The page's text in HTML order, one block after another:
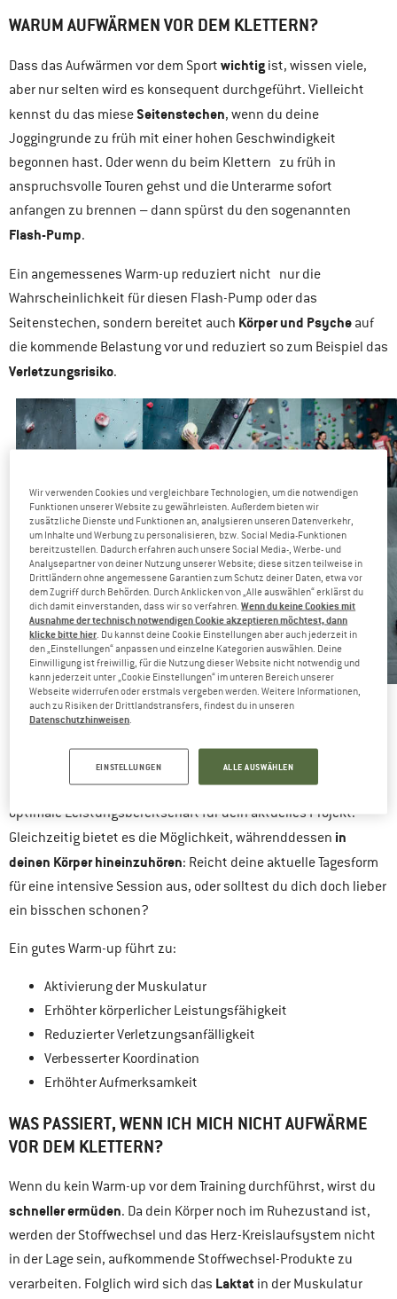
WARUM AUFWÄRMEN VOR DEM KLETTERN?
Dass das Aufwärmen vor dem Sport wichtig ist, wissen viele,
aber nur selten wird es konsequent durchgeführt. Vielleicht
kennst du das mieseSeitenstechen, wenn du deine
Joggingrunde zu früh mit einer hohen Geschwindigkeit
begonnen hast. Oder wenn du beim Klettern zu früh in
anspruchsvolle Touren gehst und die Unterarme sofort
anfangen zu brennen – dann spürst du den sogenannten
Flash-Pump.
Ein angemessenes Warm-up reduziert nicht nur die
Wahrscheinlichkeit für diesen Flash-Pump oder das
Seitenstechen, sondern bereitet auch Körper und Psyche auf
die kommende Belastung vor und reduziert so zum Beispiel das
Verletzungsrisiko.
Bevor es beim Kletterprojekt zur Sache geht, ist erstmal eine angemessene
Aufwärmung nötig.
Leistungsbereitschaft des Körpers
erheblich. Dadurch
ermöglicht es ein effizientes Training beziehungsweise die
optimale Leistungsbereitschaft für dein aktuelles Projekt.
Gleichzeitig bietet es die Möglichkeit, währenddessen in
deinen Körper hineinzuhören: Reicht deine aktuelle Tagesform
für eine intensive Session aus, oder solltest du dich doch lieber
ein bisschen schonen?
Ein gutes Warm-up führt zu:
Aktivierung der Muskulatur
Erhöhter körperlicher Leistungsfähigkeit
Reduzierter Verletzungsanfälligkeit
Verbesserter Koordination
Erhöhter Aufmerksamkeit
WAS PASSIERT, WENN ICH MICH NICHT AUFWÄRME
VOR DEM KLETTERN?
Wenn du kein Warm-up vor dem Training durchführst, wirst du
schneller ermüden. Da dein Körper noch im Ruhezustand ist,
werden der Stoffwechsel und das Herz-Kreislaufsystem nicht
in der Lage sein, aufkommende Stoffwechsel-Produkte zu
verarbeiten. Folglich wird sich das Laktat in der Muskulatur
Wir verwenden Cookies und vergleichbare Technologien, um die notwendigen
Funktionen unserer Website zu gewährleisten. Außerdem bieten wir
zusätzliche Dienste und Funktionen an, analysieren unseren Datenverkehr,
um Inhalte und Werbung zu personalisieren, bzw. Social Media-Funktionen
bereitzustellen. Dadurch erfahren auch unsere Social Media-, Werbe- und
Analysepartner von deiner Nutzung unserer Website; diese sitzen teilweise in
Drittländern ohne angemessene Garantien zum Schutz deiner Daten, etwa vor
dem Zugriff durch Behörden. Durch Anklicken von „Alle auswählen“ erklärst du
dich damit einverstanden, dass wir so verfahren.Wenn du keine Cookies mit
Ausnahme der technisch notwendigen Cookie akzeptieren möchtest, dann
klicke bitte hier . Du kannst deine Cookie Einstellungen aber auch jederzeit in
den „Einstellungen“ anpassen und einzelne Kategorien auswählen. Deine
Einwilligung ist freiwillig, für die Nutzung dieser Website nicht notwendig und
kann jederzeit unter „Cookie Einstellungen“ im unteren Bereich unserer
Webseite widerrufen oder erstmals vergeben werden. Weitere Informationen,
auch zu Risiken der Drittlandstransfers, findest du in unseren
Datenschutzhinweisen
EINSTELLUNGEN ALLE AUSWÄHLEN